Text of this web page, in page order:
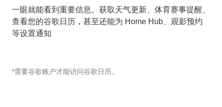
一眼就能看到重要信息。获取天气更新、体育赛事提醒、
查看您的谷歌日历，甚至还能为 Home Hub、观影预约
等设置通知
*需要谷歌账户才能访问谷歌日历。